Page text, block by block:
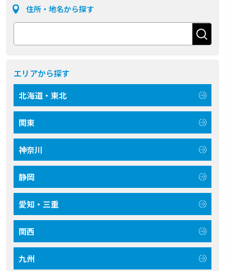
住所・地名から探す
エリアから探す
北海道・東北
関東
神奈川
静岡
愛知・三重
関西
九州